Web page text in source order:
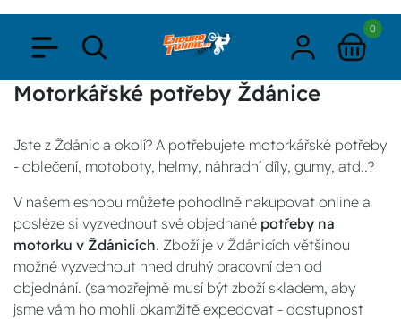
0
Motorkářské potřeby Ždánice
Jste z Ždánic a okolí? A potřebujete motorkářské potřeby
- oblečení, motoboty, helmy, náhradní díly, gumy, atd..?
V našem eshopu můžete pohodlně nakupovat online a
posléze si vyzvednout své objednané potřeby na
motorku v Ždánicích. Zboží je v Ždánicích většinou
možné vyzvednout hned druhý pracovní den od
objednání. (samozřejmě musí být zboží skladem, aby
jsme vám ho mohli okamžitě expedovat - dostupnost